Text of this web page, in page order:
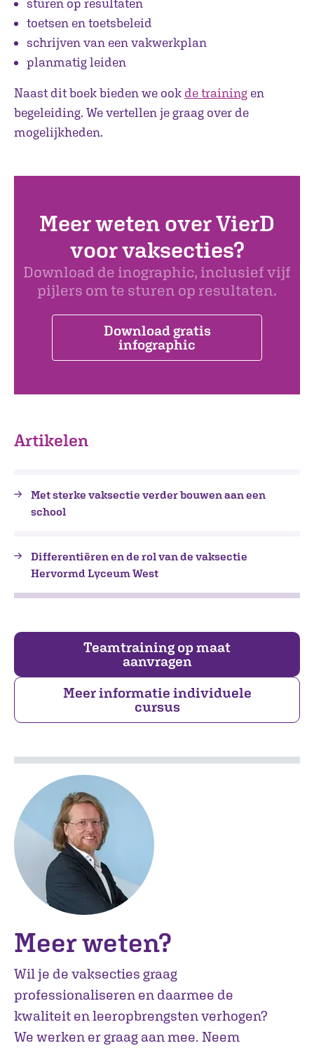
sturen op resultaten
toetsen en toetsbeleid
schrijven van een vakwerkplan
planmatig leiden
Naast dit boek bieden we ook de training en
begeleiding. We vertellen je graag over de
mogelijkheden.
Meer weten over VierD
voor vaksecties?
Download de inographic, inclusief vijf
pijlers om te sturen op resultaten.
Download gratis
infographic
Artikelen
Met sterke vaksectie verder bouwen aan een
school
Differentiëren en de rol van de vaksectie
Hervormd Lyceum West
Teamtraining op maat
aanvragen
Meer informatie individuele
cursus
Meer weten?
Wil je de vaksecties graag
professionaliseren en daarmee de
kwaliteit en leeropbrengsten verhogen?
We werken er graag aan mee. Neem